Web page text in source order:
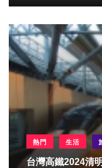
熱門 生活
台灣高鐵2024清明